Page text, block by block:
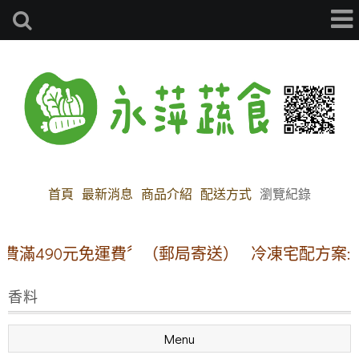
首頁 最新消息 商品介紹 配送方式 瀏覽紀錄
滿490元免運費〞（郵局寄送） 冷凍宅配方案:
香料
Menu